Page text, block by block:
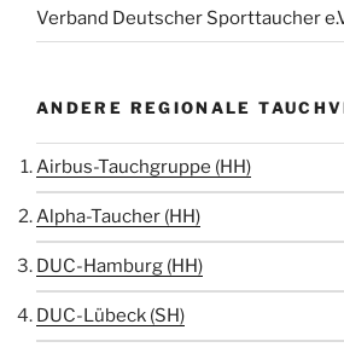
Verband Deutscher Sporttaucher
ANDERE REGIONALE
Airbus-Tauchgruppe (HH)
Alpha-Taucher (HH)
DUC-Hamburg (HH)
DUC-Lübeck (SH)